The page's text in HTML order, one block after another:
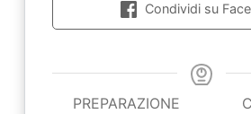
Condividi su
PREPARAZIONE